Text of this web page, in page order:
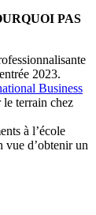
PAS
2023.
Business
le terrain chez
à l’école
vue d’obtenir un